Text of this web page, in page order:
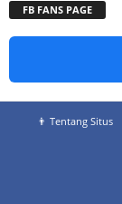
FB FANS PAGE
👨‍ Tentang Situs